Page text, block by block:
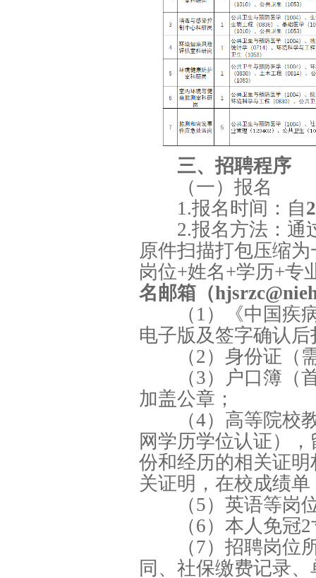
三、招聘程序
（一）报名
1.报名时间：自
2.报名方法：通
原件扫描打包压缩
岗位+姓名+学历+专
名邮箱（
（1）《中国疾
电子版及签字确认后
（2）身份证（
（3）户口簿（
加盖公章；
（4）高等院校
网学历学位认证）
份和经历的相关证
关证明，在校成绩
（5）英语等岗
（6）本人免冠
（7）招聘岗位
同、社保缴费记录